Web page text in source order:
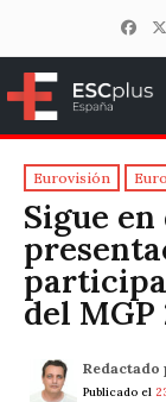
Eurovisión
Sigue
del MGP
Redactado
Publicado el